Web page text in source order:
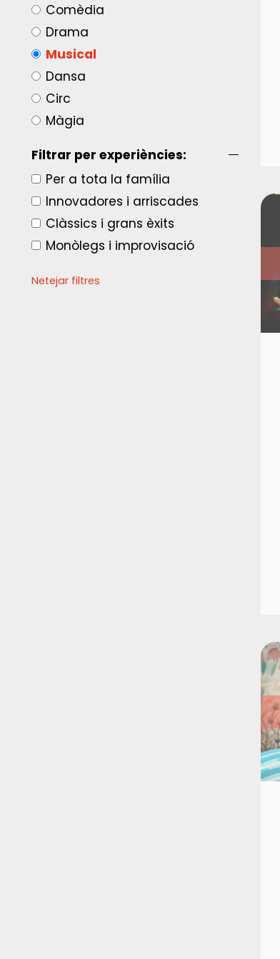
Comèdia
Drama
Musical
Dansa
Circ
Màgia
Filtrar per experiències:
Per a tota la família
Innovadores i arriscades
Clàssics i grans èxits
Monòlegs i improvisació
Netejar filtres